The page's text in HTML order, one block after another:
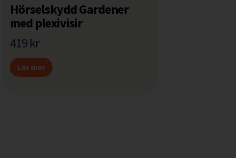
Hörselskydd Gardener
med plexivisir
419kr
Läs mer